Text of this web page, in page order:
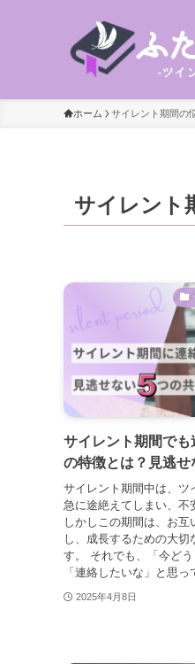
ホーム サイレント期間の
サイレント
サイレント期間でも
の特徴とは？見逃せ
サイレント期間中は、ツ
急に途絶えてしまい、不
しかしこの期間は、お互
し、成長するための大切
す。 それでも、「今ど
「連絡したいな」と思っ
2025年4月8日